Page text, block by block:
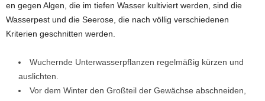
en gegen Algen, die im tiefen Wasser kultiviert werden, sind die
Wasserpest und die Seerose, die nach völlig verschiedenen
Kriterien geschnitten werden.
Wuchernde Unterwasserpflanzen regelmäßig kürzen und
auslichten.
Vor dem Winter den Großteil der Gewächse abschneiden,